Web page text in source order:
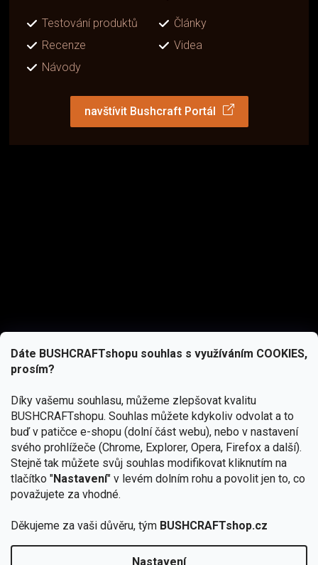
Dáte BUSHCRAFTshopu souhlas s využíváním COOKIES,
prosím?
Díky vašemu souhlasu, můžeme zlepšovat kvalitu
BUSHCRAFTshopu. Souhlas můžete kdykoliv odvolat a to
buď v patičce e-shopu (dolní část webu), nebo v nastavení
svého prohlížeče (Chrome, Explorer, Opera, Firefox a další).
Stejně tak můžete svůj souhlas modifikovat kliknutím na
tlačítko "Nastavení" v levém dolním rohu a povolit jen to, co
považujete za vhodné.
Děkujeme za vaši důvěru, tým BUSHCRAFTshop.cz
Nastavení
Testování produktů
Články
Recenze
Videa
Návody
navštívit Bushcraft Portál
podmínkami ochrany osobních údajů